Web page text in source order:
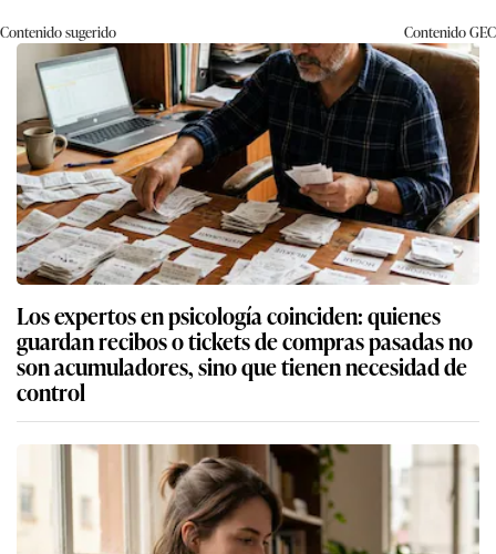
Contenido sugerido ContenidoGEC
Los expertos en psicología coinciden: quienes
guardan recibos o tickets de compras pasadas no
son acumuladores, sino que tienen necesidad de
control